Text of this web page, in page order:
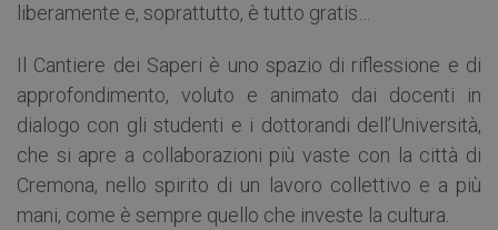
liberamente e, soprattutto, è tutto gratis…
Il Cantiere dei Saperi è uno spazio di riflessione e di
approfondimento, voluto e animato dai docenti in
dialogo con gli studenti e i dottorandi dell’Università,
che si apre a collaborazioni più vaste con la città di
Cremona, nello spirito di un lavoro collettivo e a più
mani, come è sempre quello che investe la cultura.